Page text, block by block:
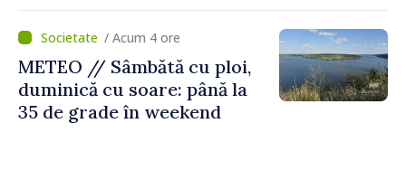
/ Acum 4 ore
METEO // Sâmbătă cu ploi,
duminică cu soare: până la
35 de grade în weekend